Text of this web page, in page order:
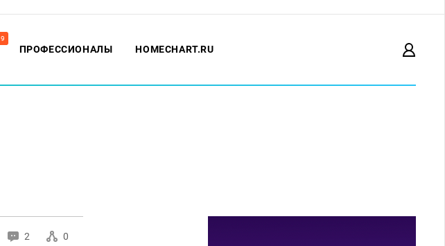
9
ПРОФЕССИОНАЛЫ HOMECHART.RU
2 0